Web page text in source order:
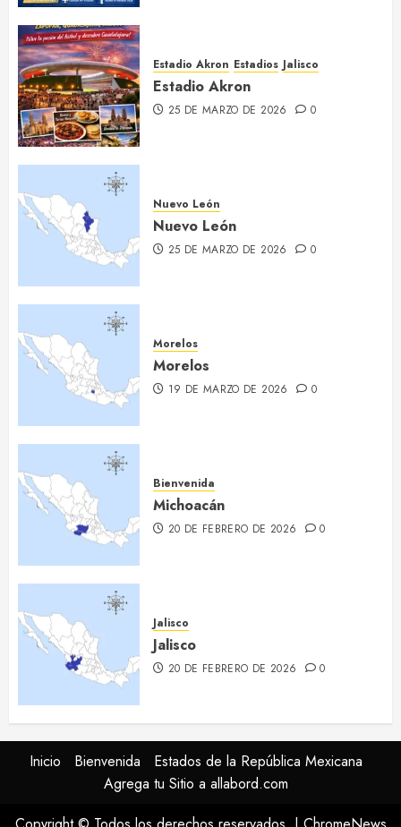
Estadio Akron Estadios Jalisco
Estadio Akron
25 DE MARZO DE 2026 0
Nuevo León
Nuevo León
25 DE MARZO DE 2026 0
Morelos
Morelos
19 DE MARZO DE 2026 0
Bienvenida
Michoacán
20 DE FEBRERO DE 2026 0
Jalisco
Jalisco
20 DE FEBRERO DE 2026 0
Inicio Bienvenida
Estados de la República Mexicana
Agrega tu Sitio a allabord.com